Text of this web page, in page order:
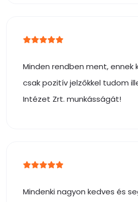
Minden rendben ment, ennek
csak pozitív jelzőkkel tudom
Intézet Zrt. munkásságát!
Mindenki nagyon kedves és